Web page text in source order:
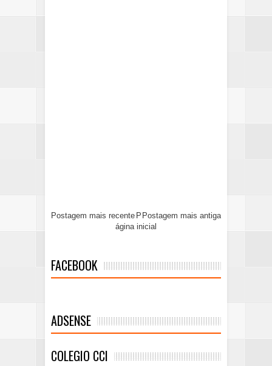
Postagem mais recente Postagem mais antiga
P
ágina inicial
FACEBOOK
ADSENSE
COLEGIO CCI